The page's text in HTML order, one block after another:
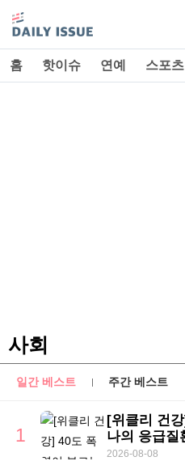
홈 핫이슈 연예 스포츠
사회
일간 베스트 주간 베스트
1
[위클리 건
나의 응급질
2026-08-08